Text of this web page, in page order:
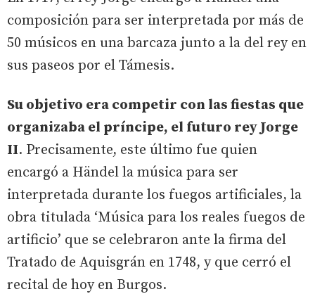
composición para ser interpretada por más de
50 músicos en una barcaza junto a la del rey en
sus paseos por el Támesis.
Su objetivo era competir con las fiestas que
organizaba el príncipe, el futuro rey Jorge
II. Precisamente, este último fue quien
encargó a Händel la música para ser
interpretada durante los fuegos artificiales, la
obra titulada ‘Música para los reales fuegos de
artificio’ que se celebraron ante la firma del
Tratado de Aquisgrán en 1748, y que cerró el
recital de hoy en Burgos.